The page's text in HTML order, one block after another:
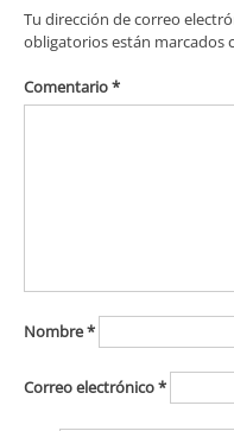
Tu dirección de correo
obligatorios están marcados
Comentario*
Nombre*
Correo electrónico*